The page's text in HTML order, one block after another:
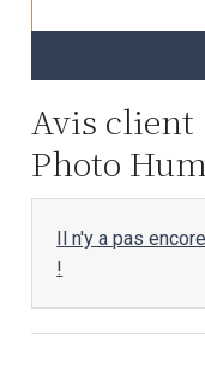
Avis client
Photo
Il n'y a pas
!